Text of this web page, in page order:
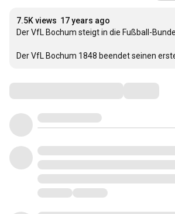
7.5K views 17 years ago
Der VfL Bochum steigt in die Fußball-
Der VfL Bochum 1848 beendet seinen